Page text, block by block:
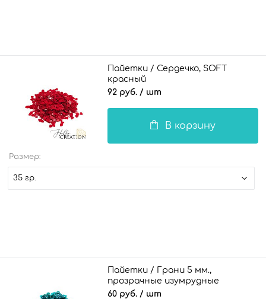
Пайетки / Сердечко, SOFT
красный
92 руб. / шт
В корзину
Размер:
35 гр.
Пайетки / Грани 5 мм.,
прозрачные изумрудные
60 руб. / шт